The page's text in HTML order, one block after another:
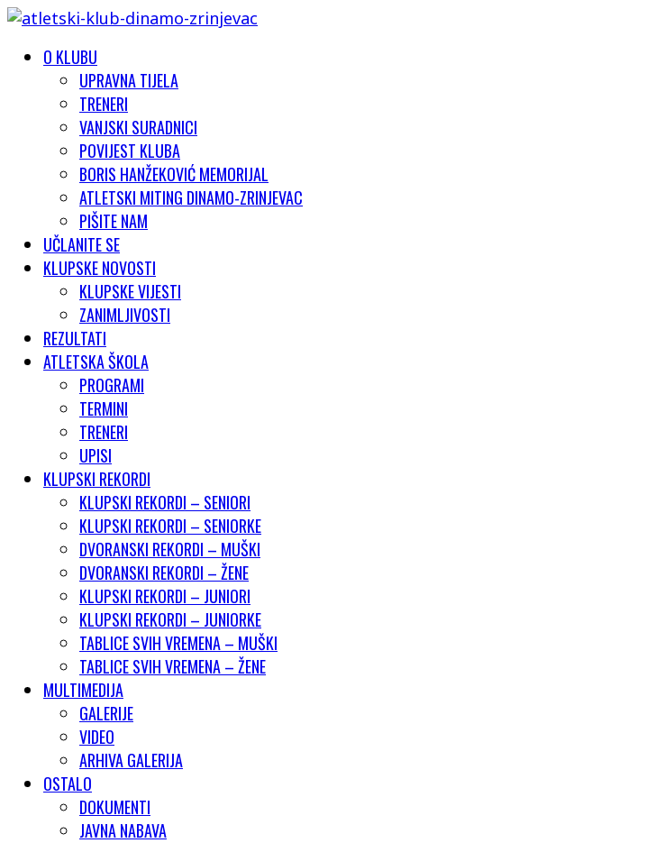
O KLUBU
UPRAVNA TIJELA
TRENERI
VANJSKI SURADNICI
POVIJEST KLUBA
BORIS HANŽEKOVIĆ MEMORIJAL
ATLETSKI MITING DINAMO-ZRINJEVAC
PIŠITE NAM
UČLANITE SE
KLUPSKE NOVOSTI
KLUPSKE VIJESTI
ZANIMLJIVOSTI
REZULTATI
ATLETSKA ŠKOLA
PROGRAMI
TERMINI
TRENERI
UPISI
KLUPSKI REKORDI
KLUPSKI REKORDI – SENIORI
KLUPSKI REKORDI – SENIORKE
DVORANSKI REKORDI – MUŠKI
DVORANSKI REKORDI – ŽENE
KLUPSKI REKORDI – JUNIORI
KLUPSKI REKORDI – JUNIORKE
TABLICE SVIH VREMENA – MUŠKI
TABLICE SVIH VREMENA – ŽENE
MULTIMEDIJA
GALERIJE
VIDEO
ARHIVA GALERIJA
OSTALO
DOKUMENTI
JAVNA NABAVA